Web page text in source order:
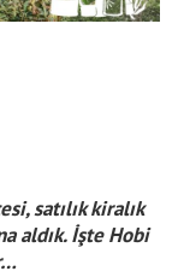
satılık kiralık
aldık. İşte Hobi